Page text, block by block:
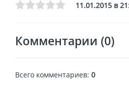
11.01.2015 в
Комментарии (0)
Всего комментариев: 0